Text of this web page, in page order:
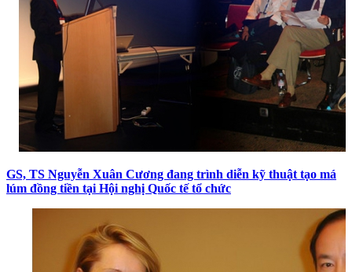
GS, TS Nguyễn Xuân Cương đang trình diễn kỹ thuật tạo má
lúm đồng tiền tại Hội nghị Quốc tế tổ chức